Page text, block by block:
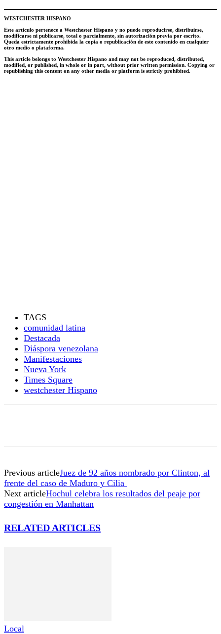
WESTCHESTER HISPANO
Este artículo pertenece a Westchester Hispano y no puede reproducirse, distribuirse,
modificarse ni publicarse, total o parcialmente, sin autorización previa por escrito.
Queda estrictamente prohibida la copia o republicación de este contenido en cualquier
otro medio o plataforma.
This article belongs to Westchester Hispano and may not be reproduced, distributed,
modified, or published, in whole or in part, without prior written permission. Copying or
republishing this content on any other media or platform is strictly prohibited.
TAGS
comunidad latina
Destacada
Diáspora venezolana
Manifestaciones
Nueva York
Times Square
westchester Hispano
Previous articleJuez de 92 años nombrado por Clinton, al
frente del caso de Maduro y Cilia
Next articleHochul celebra los resultados del peaje por
congestión en Manhattan
RELATED ARTICLES
Local